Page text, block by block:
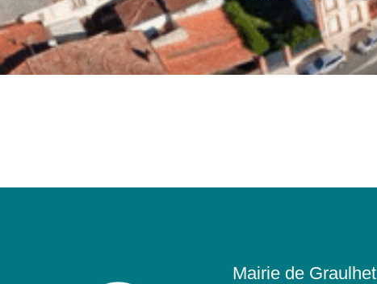
Mairie de Graulhet